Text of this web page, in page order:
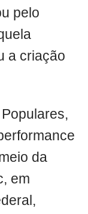
pelo
a criação
da
em